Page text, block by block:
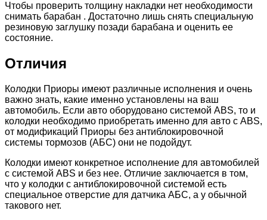
Чтобы проверить толщину накладки нет необходимости
снимать барабан . Достаточно лишь снять специальную
резиновую заглушку позади барабана и оценить ее
состояние.
Отличия
Колодки Приоры имеют различные исполнения и очень
важно знать, какие именно установлены на ваш
автомобиль. Если авто оборудовано системой ABS, то и
колодки необходимо приобретать именно для авто с ABS,
от модификаций Приоры без антиблокировочной
системы тормозов (АБС) они не подойдут.
Колодки имеют конкретное исполнение для автомобилей
с системой ABS и без нее. Отличие заключается в том,
что у колодки с антиблокировочной системой есть
специальное отверстие для датчика АБС, а у обычной
такового нет.